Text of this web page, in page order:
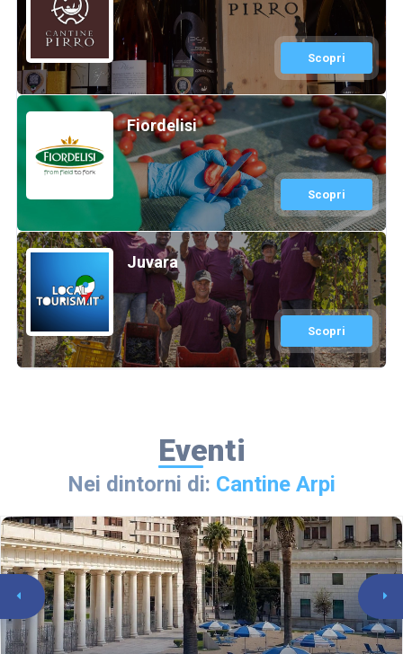
Scopri
Fiordelisi
Scopri
Juvara
Scopri
Eventi
Nei dintorni di: Cantine Arpi